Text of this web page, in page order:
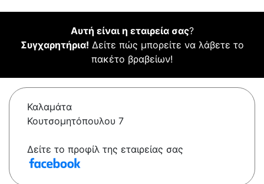
Αυτή είναι η εταιρεία σας?
Συγχαρητήρια! Δείτε πώς μπορείτε να λάβετε το
πακέτο βραβείων!
Καλαμάτα
Κουτσομητόπουλου 7
Δείτε το προφίλ της εταιρείας σας